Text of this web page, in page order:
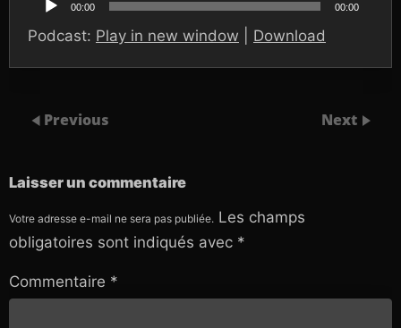
audio
00:00 00:00
Podcast: Play in new window Download
Previous Next
Laisser un commentaire
Votre adresse e-mail ne sera pas publiée. Les champs
obligatoires sont indiqués avec *
Commentaire *